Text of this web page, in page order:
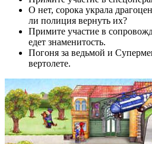
О нет, сорока украла
ли полиция вернуть их?
Примите участие в
едет знаменитость.
Погоня за ведьмой и
вертолете.